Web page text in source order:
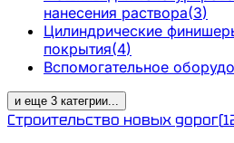
нанесения раствора(3)
Цилиндрические
покрытия(4)
Вспомогательное
и еще 3 категрии...
Строительство новых дорог(